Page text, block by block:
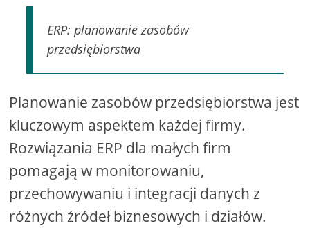
ERP: planowanie zasobów
przedsiębiorstwa
Planowanie zasobów przedsiębiorstwa jest
kluczowym aspektem każdej firmy.
Rozwiązania ERP dla małych firm
pomagają w monitorowaniu,
przechowywaniu i integracji danych z
różnych źródeł biznesowych i działów.